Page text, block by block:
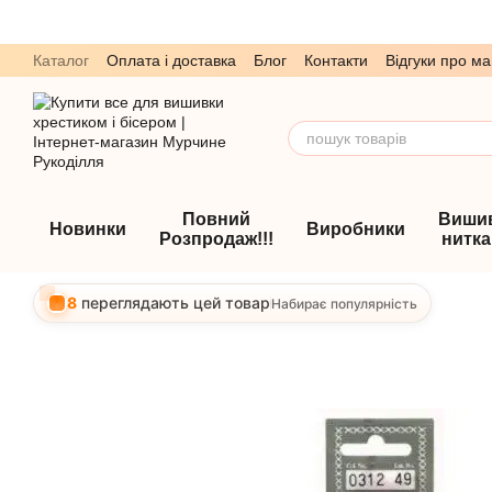
Каталог Оплата і доставка Блог Контакти
Відгуки про
Обмін та повернення
Угода користувача
Новинки
Повний
Розпродаж!!!
Виробники
8 переглядають цей товарНабирає популярність